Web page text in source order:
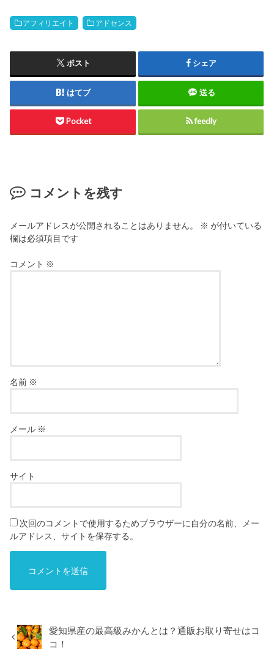
アフィリエイト アドセンス
ポスト シェア
はてブ 送る
Pocket feedly
コメントを残す
メールアドレスが公開されることはありません。 ※ が付いている
欄は必須項目です
コメント ※
名前 ※
メール ※
サイト
次回のコメントで使用するためブラウザーに自分の名前、メー
ルアドレス、サイトを保存する。
愛知県産の最高級みかんとは？通販お取り寄せはコ
コ！